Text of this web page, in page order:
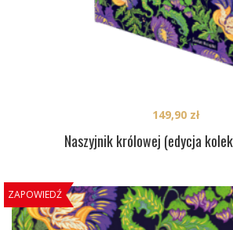
Naszyjnik królowej (edycja
149,90 zł
ZAPOWIEDŹ